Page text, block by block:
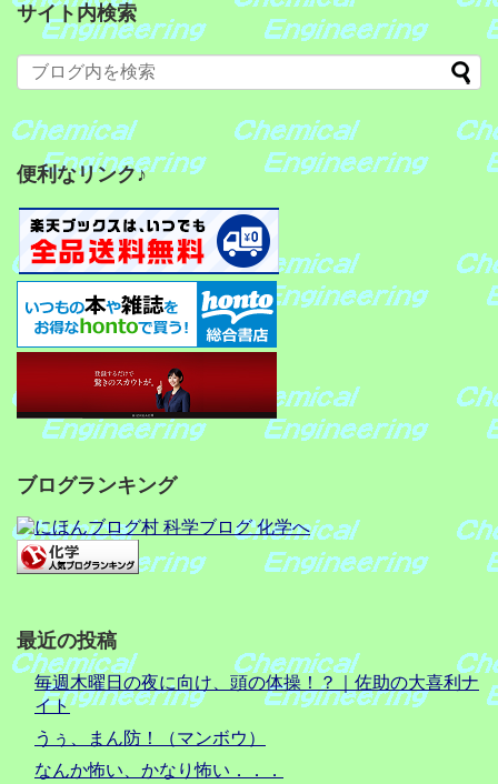
サイト内検索
便利なリンク♪
ブログランキング
最近の投稿
毎週木曜日の夜に向け、頭の体操！？｜佐助の大喜利ナ
イト
うぅ、まん防！（マンボウ）
なんか怖い、かなり怖い．．．